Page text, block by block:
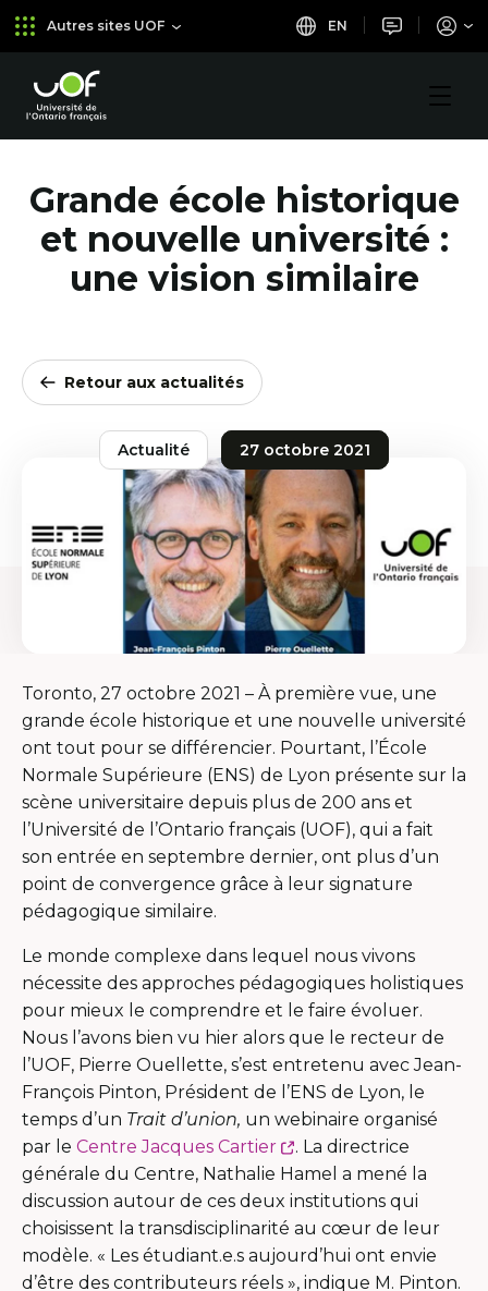
Aller
au
principal
Passer
au
Autres sites UOF EN
Université
français
Grande école historique
et nouvelle université :
une vision similaire
Retour aux actualités
Actualité 27 octobre 2021
Toronto, 27 octobre 2021 – À première vue, une
grande école historique et une nouvelle université
ont tout pour se différencier. Pourtant, l’École
Normale Supérieure (ENS) de Lyon présente sur la
scène universitaire depuis plus de 200 ans et
l’Université de l’Ontario français (UOF), qui a fait
son entrée en septembre dernier, ont plus d’un
point de convergence grâce à leur signature
pédagogique similaire.
Le monde complexe dans lequel nous vivons
nécessite des approches pédagogiques holistiques
pour mieux le comprendre et le faire évoluer.
Nous l’avons bien vu hier alors que le recteur de
l’UOF, Pierre Ouellette, s’est entretenu avec Jean-
François Pinton, Président de l’ENS de Lyon, le
temps d’un Trait d’union, un webinaire organisé
par le Centre Jacques Cartier
Ce
lien
s'ouvrira
dans
une
nouvelle
. La directrice
générale du Centre, Nathalie Hamel a mené la
discussion autour de ces deux institutions qui
choisissent la transdisciplinarité au cœur de leur
modèle. « Les étudiant.e.s aujourd’hui ont envie
d’être des contributeurs réels », indique M. Pinton.